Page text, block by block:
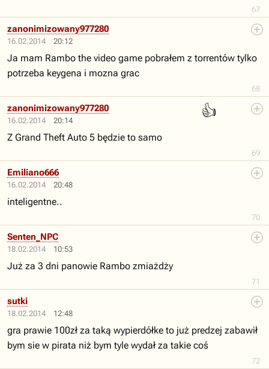
67
16.02.2014 20:12
68
zanonimizowany977280
Ja mam Rambo the video game pobrałem z torrentów tylko
potrzeba keygena i mozna grac
16.02.2014 20:14
👍
69
zanonimizowany977280
Z Grand Theft Auto 5 będzie to samo
16.02.2014 20:48
70
Emiliano666
inteligentne..
18.02.2014 10:53
71
Senten_NPC
Już za 3 dni panowie Rambo zmiażdży
18.02.2014 12:48
72
sutki
gra prawie 100zł za taką wypierdółke to już predzej zabawił
bym sie w pirata niż bym tyle wydał za takie coś